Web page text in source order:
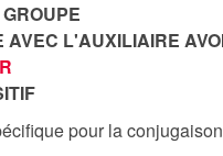
AVEC L'AUXILIAIRE
pour la